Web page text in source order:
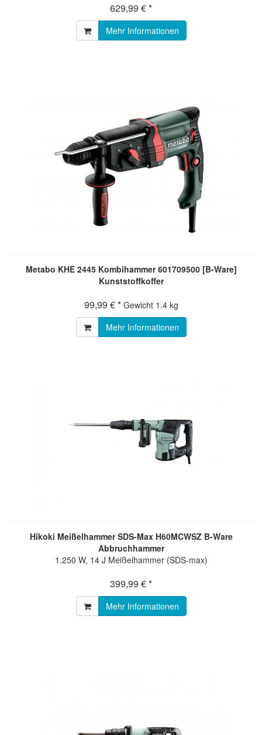
629,99 € *
Mehr Informationen
Metabo KHE 2445 Kombihammer 601709500 [B-Ware]
Kunststoffkoffer
99,99 € * Gewicht 1.4 kg
Mehr Informationen
Hikoki Meißelhammer SDS-Max H60MCWSZ B-Ware
Abbruchhammer
1.250 W, 14 J Meißelhammer (SDS-max)
399,99 € *
Mehr Informationen